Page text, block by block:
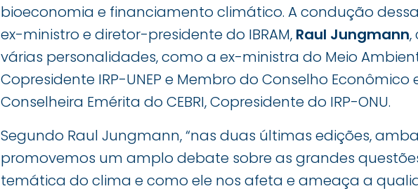
bioeconomia e financiamento climático. A condução
ex-ministro e diretor-presidente do IBRAM, Raul Jungmann,
várias personalidades, como a ex-ministra do Meio
Copresidente IRP-UNEP e Membro do Conselho Econômico
Conselheira Emérita do CEBRI, Copresidente do IRP-ONU.
Segundo Raul Jungmann, “nas duas últimas edições,
promovemos um amplo debate sobre as grandes
temática do clima e como ele nos afeta e ameaça a